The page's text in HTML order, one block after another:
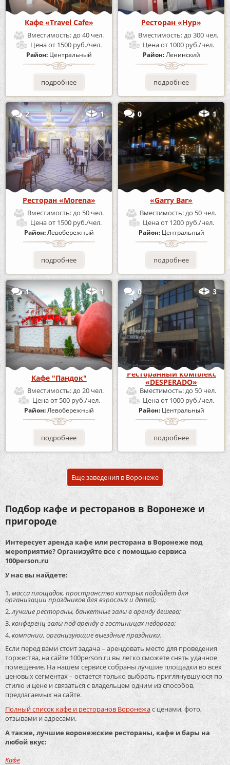
Кафе «Travel Cafe»
Вместимость:до 40 чел.
Ценаот 1500 руб./чел.
Район: Центральный
подробнее
Ресторан «Нур»
Вместимость:до 300 чел.
Ценаот 1000 руб./чел.
Район:Ленинский
подробнее
2 1
Ресторан «Morena»
Вместимость:до 50 чел.
Ценаот 1500 руб./чел.
Район:Левобережный
подробнее
0 1
«Garry Bar»
Вместимость:до 50 чел.
Ценаот 1200 руб./чел.
Район: Центральный
подробнее
1 1
Кафе "Пандок"
Вместимость:до 20 чел.
Ценаот 500 руб./чел.
Район:Левобережный
подробнее
0 3
Ресторанный комплекс
«DESPERADO»
Вместимость:до 50 чел.
Ценаот 1000 руб./чел.
Район: Центральный
подробнее
Еще заведения в Воронеже
Подбор кафе и ресторанов в Воронеже и
пригороде
Интересует аренда кафе или ресторана в Воронеже под
мероприятие? Организуйте все с помощью сервиса
100person.ru
У нас вы найдете:
масса площадок, пространство которых подойдет для
организации праздников для взрослых и детей;
лучшие рестораны, банкетные залы в аренду дешево;
конференц-залы под аренду в гостиницах недорого;
компании, организующие выездные праздники.
Если перед вами стоит задача – арендовать место для проведения
торжества, на сайте 100person.ru вы легко сможете снять удачное
помещение. На нашем сервисе собраны лучшие площадки во всех
ценовых сегментах – остается только выбрать приглянувшуюся по
стилю и цене и связаться с владельцем одним из способов,
предлагаемых на сайте.
Полный список кафе и ресторанов Воронежас ценами, фото,
отзывами и адресами.
А также, лучшие воронежские рестораны, кафе и бары на
любой вкус:
Кафе